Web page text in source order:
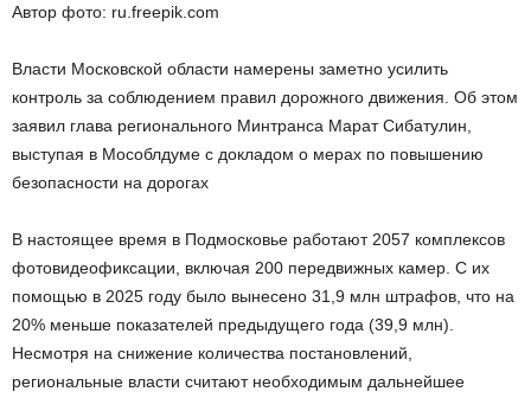
Автор фото: ru.freepik.com
Власти Московской области намерены заметно усилить
контроль за соблюдением правил дорожного движения. Об этом
заявил глава регионального Минтранса Марат Сибатулин,
выступая в Мособлдуме с докладом о мерах по повышению
безопасности на дорогах
В настоящее время в Подмосковье работают 2057 комплексов
фотовидеофиксации, включая 200 передвижных камер. С их
помощью в 2025 году было вынесено 31,9 млн штрафов, что на
20% меньше показателей предыдущего года (39,9 млн).
Несмотря на снижение количества постановлений,
региональные власти считают необходимым дальнейшее